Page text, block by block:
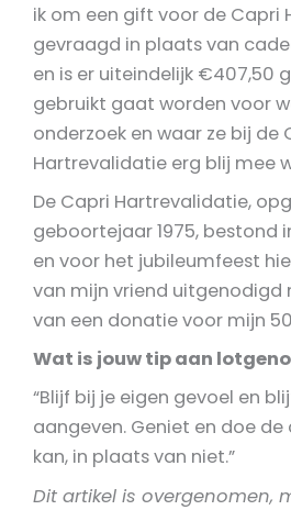
ik om een gift voor de Capri
gevraagd in plaats van
en is er uiteindelijk €407,50
gebruikt gaat worden voor
onderzoek en waar ze bij de
Hartrevalidatie erg blij mee
De Capri Hartrevalidatie,
geboortejaar 1975, bestond
en voor het jubileumfeest
van mijn vriend uitgenodigd
van een donatie voor mijn
Wat is jouw tip aan
“Blijf bij je eigen gevoel en
aangeven. Geniet en doe de
kan, in plaats van niet.”
Dit artikel is overgenomen,